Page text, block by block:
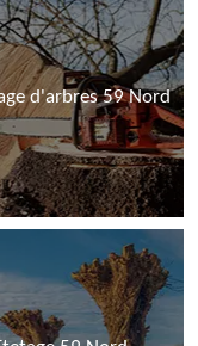
d'arbres 59 Nord